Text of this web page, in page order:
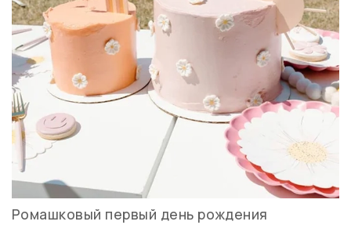
Ромашковый первый день рождения